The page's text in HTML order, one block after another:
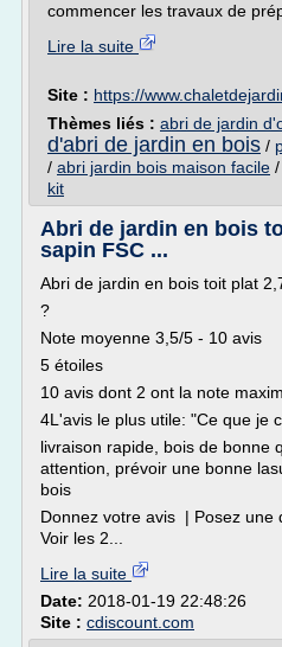
commencer les travaux de
Lire la suite
Site : https://
Thèmes liés : abri de jardin
d'abri de jardin en bois /
/ abri jardin bois maison facile /
kit
Abri de jardin en bois
sapin FSC ...
Abri de jardin en bois toit plat
?
Note moyenne 3,5/5 - 10 avis
5 étoiles
10 avis dont 2 ont la note
4L'avis le plus utile: "Ce que je
livraison rapide, bois de bonne
attention, prévoir une bonne
bois
Donnez votre avis | Posez une
Voir les 2...
Lire la suite
Date: 2018-01-19 22:48:26
Site : cdiscount.com